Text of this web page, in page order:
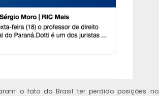
o fato do Brasil ter perdido posições no